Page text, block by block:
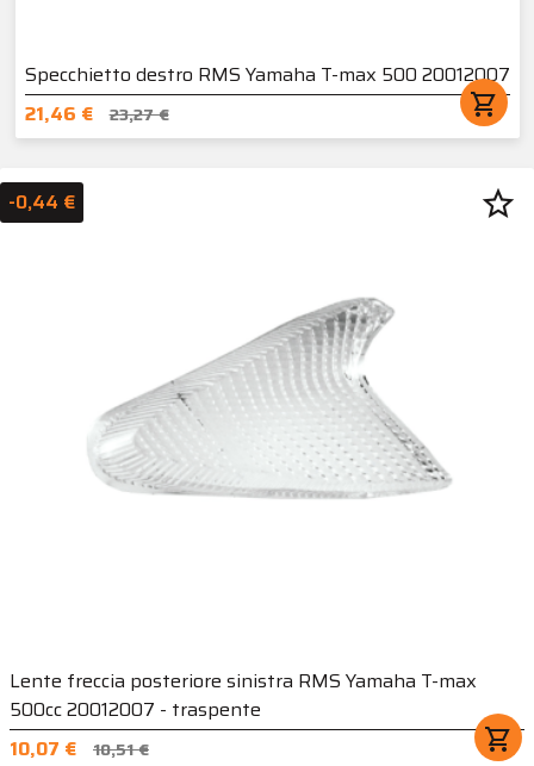
Specchietto destro RMS Yamaha T-max 500 20012007
21,46 €
23,27 € shopping_cart
Lente freccia posteriore sinistra RMS Yamaha T-max
500cc 20012007 - traspente
10,07 €
10,51 € shopping_cart
-0,44 € star_border